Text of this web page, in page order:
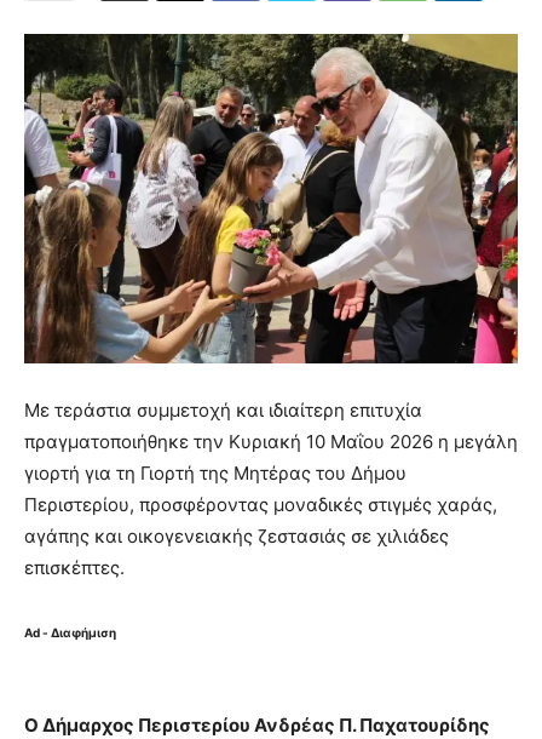
Με τεράστια συμμετοχή και ιδιαίτερη επιτυχία
πραγματοποιήθηκε την Κυριακή 10 Μαΐου 2026 η μεγάλη
γιορτή για τη Γιορτή της Μητέρας του Δήμου
Περιστερίου, προσφέροντας μοναδικές στιγμές χαράς,
αγάπης και οικογενειακής ζεστασιάς σε χιλιάδες
επισκέπτες.
Ad - Διαφήμιση
Ο Δήμαρχος Περιστερίου Ανδρέας Π. Παχατουρίδης